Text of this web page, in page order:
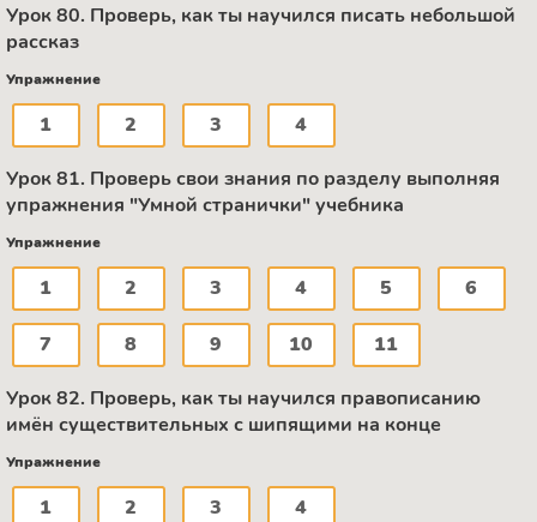
Урок 80. Проверь, как ты научился писать небольшой
рассказ
Упражнение
1 2 3 4
Урок 81. Проверь свои знания по разделу выполняя
упражнения "Умной странички" учебника
Упражнение
1 2 3 4 5 6
7 8 9 10 11
Урок 82. Проверь, как ты научился правописанию
имён существительных с шипящими на конце
Упражнение
1 2 3 4